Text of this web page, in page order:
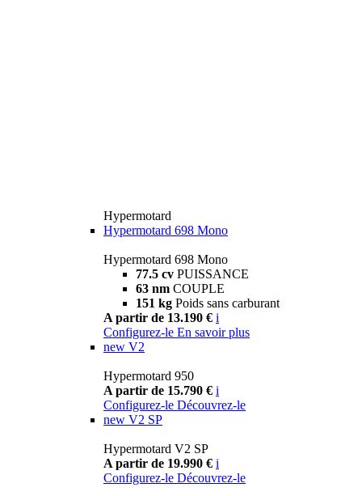
Hypermotard
Hypermotard 698 Mono
Hypermotard 698 Mono
77.5 cv PUISSANCE
63 nm COUPLE
151 kg Poids sans carburant
A partir de 13.190 € i
Configurez-le En savoir plus
new V2
Hypermotard 950
A partir de 15.790 € i
Configurez-le Découvrez-le
new V2 SP
Hypermotard V2 SP
A partir de 19.990 € i
Configurez-le Découvrez-le